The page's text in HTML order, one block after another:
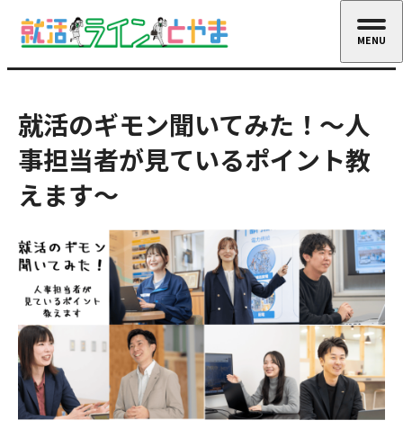
就活のギモン聞いてみた！～人
事担当者が見ているポイント教
えます～
MENU